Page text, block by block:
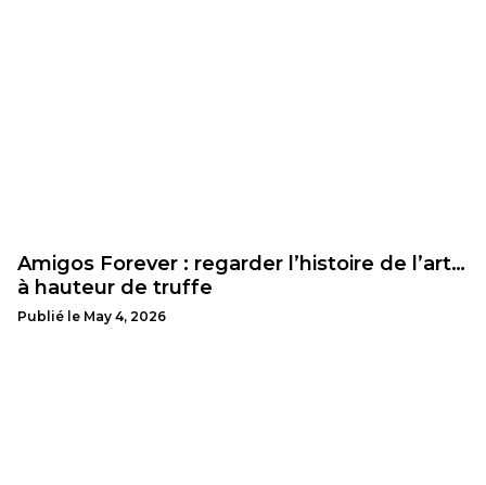
Amigos Forever : regarder l’histoire de l’art…
à hauteur de truffe
Publié le May 4, 2026